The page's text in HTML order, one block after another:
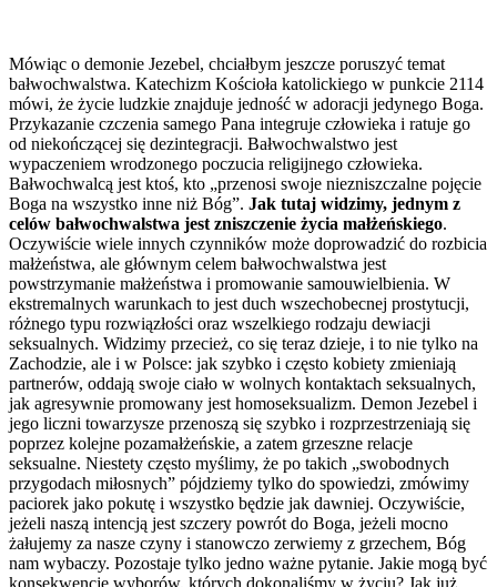
Mówiąc o demonie Jezebel, chciałbym jeszcze poruszyć temat
bałwochwalstwa. Katechizm Kościoła katolickiego w punkcie 2114
mówi, że życie ludzkie znajduje jedność w adoracji jedynego Boga.
Przykazanie czczenia samego Pana integruje człowieka i ratuje go
od niekończącej się dezintegracji. Bałwochwalstwo jest
wypaczeniem wrodzonego poczucia religijnego człowieka.
Bałwochwalcą jest ktoś, kto „przenosi swoje niezniszczalne pojęcie
Boga na wszystko inne niż Bóg”. Jak tutaj widzimy, jednym z
celów bałwochwalstwa jest zniszczenie życia małżeńskiego.
Oczywiście wiele innych czynników może doprowadzić do rozbicia
małżeństwa, ale głównym celem bałwochwalstwa jest
powstrzymanie małżeństwa i promowanie samouwielbienia. W
ekstremalnych warunkach to jest duch wszechobecnej prostytucji,
różnego typu rozwiązłości oraz wszelkiego rodzaju dewiacji
seksualnych. Widzimy przecież, co się teraz dzieje, i to nie tylko na
Zachodzie, ale i w Polsce: jak szybko i często kobiety zmieniają
partnerów, oddają swoje ciało w wolnych kontaktach seksualnych,
jak agresywnie promowany jest homoseksualizm. Demon Jezebel i
jego liczni towarzysze przenoszą się szybko i rozprzestrzeniają się
poprzez kolejne pozamałżeńskie, a zatem grzeszne relacje
seksualne. Niestety często myślimy, że po takich „swobodnych
przygodach miłosnych” pójdziemy tylko do spowiedzi, zmówimy
paciorek jako pokutę i wszystko będzie jak dawniej. Oczywiście,
jeżeli naszą intencją jest szczery powrót do Boga, jeżeli mocno
żałujemy za nasze czyny i stanowczo zerwiemy z grzechem, Bóg
nam wybaczy. Pozostaje tylko jedno ważne pytanie. Jakie mogą być